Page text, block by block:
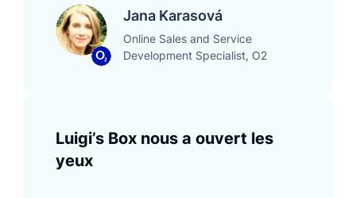
Jana Karasová
Online Sales and Service
Development Specialist, O2
Luigi’s Box nous a ouvert les
yeux